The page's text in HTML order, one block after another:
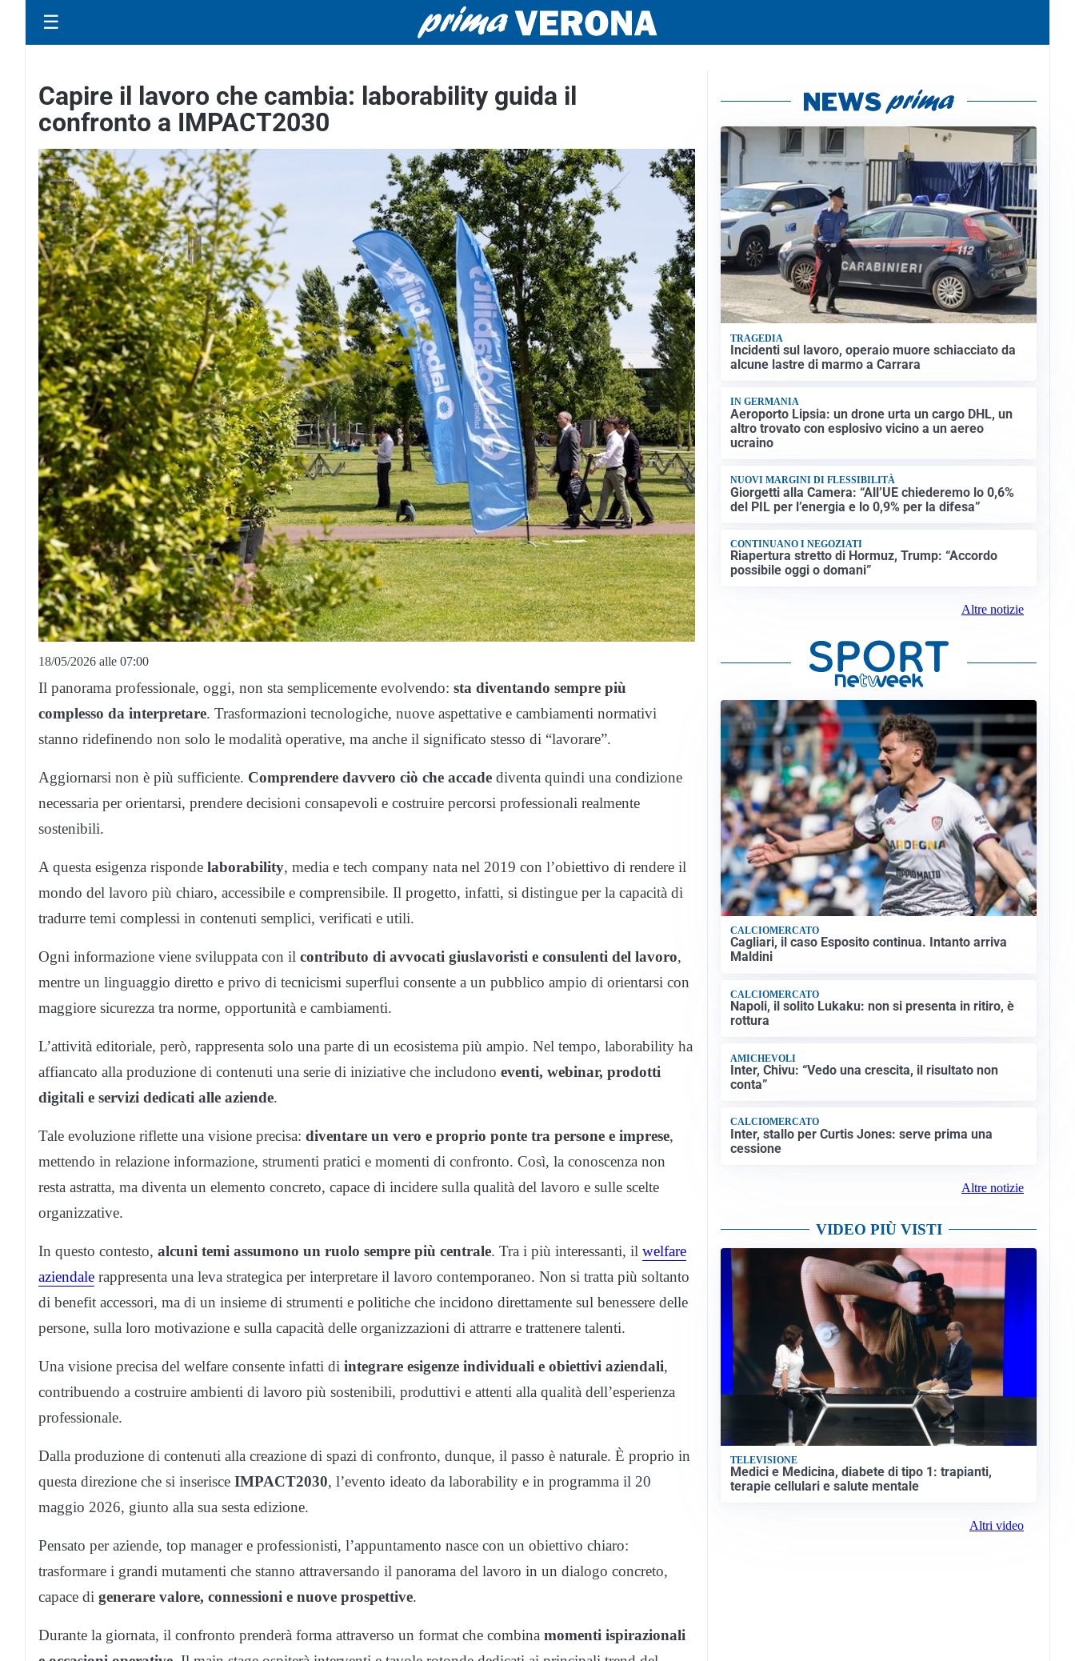
☰
Capire il lavoro che cambia: laborability guida il
confronto a IMPACT2030
18/05/2026 alle 07:00
Il panorama professionale, oggi, non sta semplicemente evolvendo: sta diventando sempre più
complesso da interpretare. Trasformazioni tecnologiche, nuove aspettative e cambiamenti normativi
stanno ridefinendo non solo le modalità operative, ma anche il significato stesso di “lavorare”.
Aggiornarsi non è più sufficiente. Comprendere davvero ciò che accade diventa quindi una condizione
necessaria per orientarsi, prendere decisioni consapevoli e costruire percorsi professionali realmente
sostenibili.
A questa esigenza risponde laborability, media e tech company nata nel 2019 con l’obiettivo di rendere il
mondo del lavoro più chiaro, accessibile e comprensibile. Il progetto, infatti, si distingue per la capacità di
tradurre temi complessi in contenuti semplici, verificati e utili.
Ogni informazione viene sviluppata con il contributo di avvocati giuslavoristi e consulenti del lavoro,
mentre un linguaggio diretto e privo di tecnicismi superflui consente a un pubblico ampio di orientarsi con
maggiore sicurezza tra norme, opportunità e cambiamenti.
L’attività editoriale, però, rappresenta solo una parte di un ecosistema più ampio. Nel tempo, laborability ha
affiancato alla produzione di contenuti una serie di iniziative che includono eventi, webinar, prodotti
digitali e servizi dedicati alle aziende.
Tale evoluzione riflette una visione precisa: diventare un vero e proprio ponte tra persone e imprese,
mettendo in relazione informazione, strumenti pratici e momenti di confronto. Così, la conoscenza non
resta astratta, ma diventa un elemento concreto, capace di incidere sulla qualità del lavoro e sulle scelte
organizzative.
In questo contesto, alcuni temi assumono un ruolo sempre più centrale. Tra i più interessanti, il welfare
aziendale rappresenta una leva strategica per interpretare il lavoro contemporaneo. Non si tratta più soltanto
di benefit accessori, ma di un insieme di strumenti e politiche che incidono direttamente sul benessere delle
persone, sulla loro motivazione e sulla capacità delle organizzazioni di attrarre e trattenere talenti.
Una visione precisa del welfare consente infatti di integrare esigenze individuali e obiettivi aziendali,
contribuendo a costruire ambienti di lavoro più sostenibili, produttivi e attenti alla qualità dell’esperienza
professionale.
Dalla produzione di contenuti alla creazione di spazi di confronto, dunque, il passo è naturale. È proprio in
questa direzione che si inserisce IMPACT2030, l’evento ideato da laborability e in programma il 20
maggio 2026, giunto alla sua sesta edizione.
Pensato per aziende, top manager e professionisti, l’appuntamento nasce con un obiettivo chiaro:
trasformare i grandi mutamenti che stanno attraversando il panorama del lavoro in un dialogo concreto,
capace di generare valore, connessioni e nuove prospettive.
Durante la giornata, il confronto prenderà forma attraverso un format che combina momenti ispirazionali
TRAGEDIA
Incidenti sul lavoro, operaio muore schiacciato da
alcune lastre di marmo a Carrara
IN GERMANIA
Aeroporto Lipsia: un drone urta un cargo DHL, un
altro trovato con esplosivo vicino a un aereo
ucraino
NUOVI MARGINI DI FLESSIBILITÀ
Giorgetti alla Camera: “All’UE chiederemo lo 0,6%
del PIL per l’energia e lo 0,9% per la difesa”
CONTINUANO I NEGOZIATI
Riapertura stretto di Hormuz, Trump: “Accordo
possibile oggi o domani”
Altre notizie
CALCIOMERCATO
Cagliari, il caso Esposito continua. Intanto arriva
Maldini
CALCIOMERCATO
Napoli, il solito Lukaku: non si presenta in ritiro, è
rottura
AMICHEVOLI
Inter, Chivu: “Vedo una crescita, il risultato non
conta”
CALCIOMERCATO
Inter, stallo per Curtis Jones: serve prima una
cessione
Altre notizie
VIDEO PIÙ VISTI
TELEVISIONE
Medici e Medicina, diabete di tipo 1: trapianti,
terapie cellulari e salute mentale
Altri video